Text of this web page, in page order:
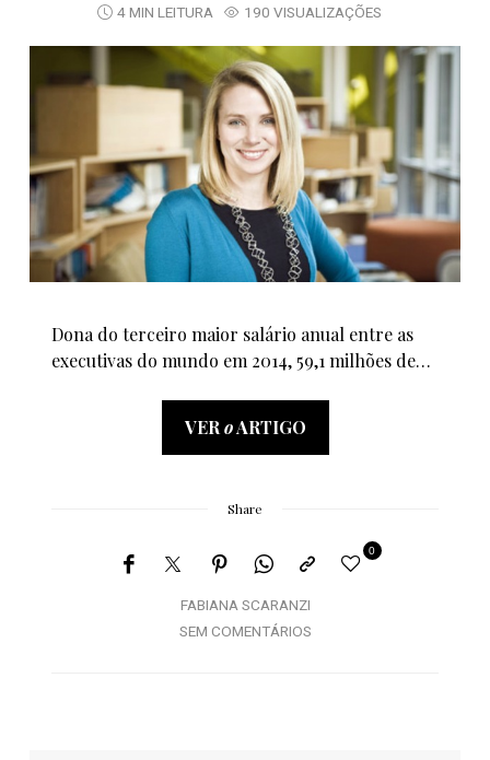
4 MIN LEITURA
190 VISUALIZAÇÕES
Dona do terceiro maior salário anual entre as
executivas do mundo em 2014, 59,1 milhões de…
VER oARTIGO
Share
FABIANA SCARANZI
0
SEM COMENTÁRIOS